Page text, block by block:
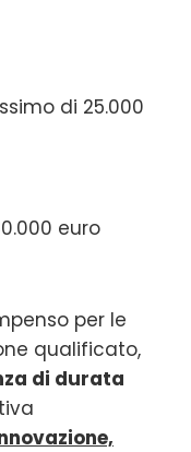
di 25.000
euro
per le
qualificato,
di durata